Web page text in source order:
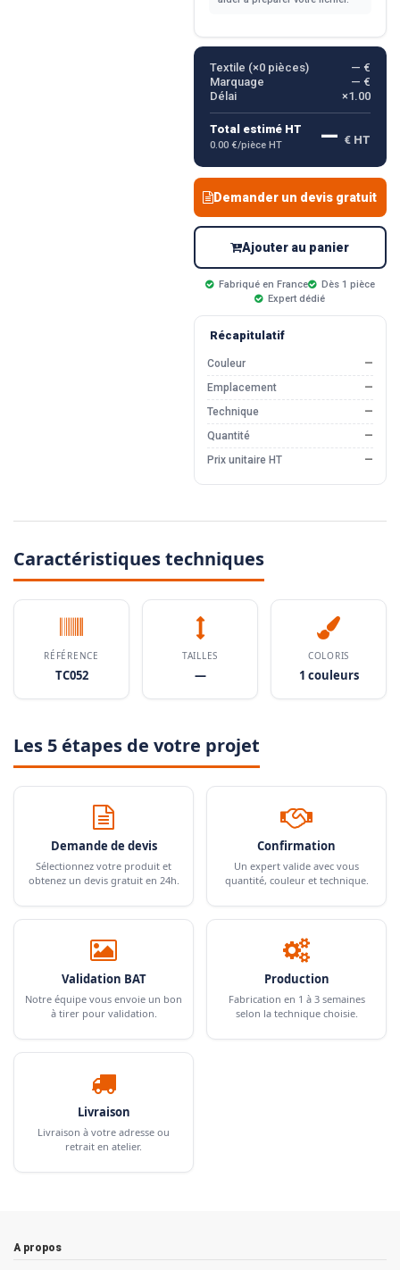
Textile (×0pièces)
— €
Marquage
— €
Délai
×1.00
Total estimé HT
0.00 €/pièce HT — € HT
Demander un devis gratuit
Ajouter au panier
Fabriqué en France
Dès 1 pièce
Expert dédié
Récapitulatif
Couleur
—
Emplacement
—
Technique
—
Quantité
—
Prix unitaire HT
—
Caractéristiques techniques
RÉFÉRENCE
TC052
TAILLES
—
COLORIS
1 couleurs
Les 5 étapes de votre projet
Demande de devis
Sélectionnez votre produit et
obtenez un devis gratuit en 24h.
Confirmation
Un expert valide avec vous
quantité, couleur et technique.
Validation BAT
Notre équipe vous envoie un bon
à tirer pour validation.
Production
Fabrication en 1 à 3 semaines
selon la technique choisie.
Livraison
Livraison à votre adresse ou
retrait en atelier.
A propos